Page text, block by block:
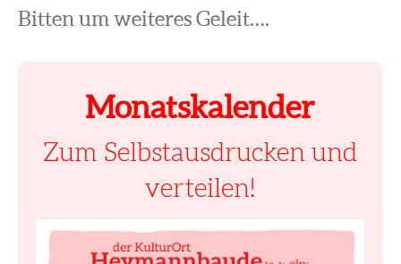
Bitten um weiteres Geleit….
Monatskalender
Zum Selbstausdrucken und
verteilen!